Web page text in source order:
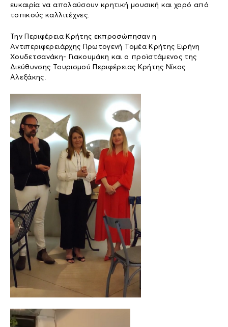
ευκαιρία να απολαύσουν κρητική μουσική και χορό από
τοπικούς καλλιτέχνες.
Την Περιφέρεια Κρήτης εκπροσώπησαν η
Αντιπεριφερειάρχης Πρωτογενή Τομέα Κρήτης Ειρήνη
Χουδετσανάκη- Γιακουμάκη και ο προϊστάμενος της
Διεύθυνσης Τουρισμού Περιφέρειας Κρήτης Νίκος
Αλεξάκης.